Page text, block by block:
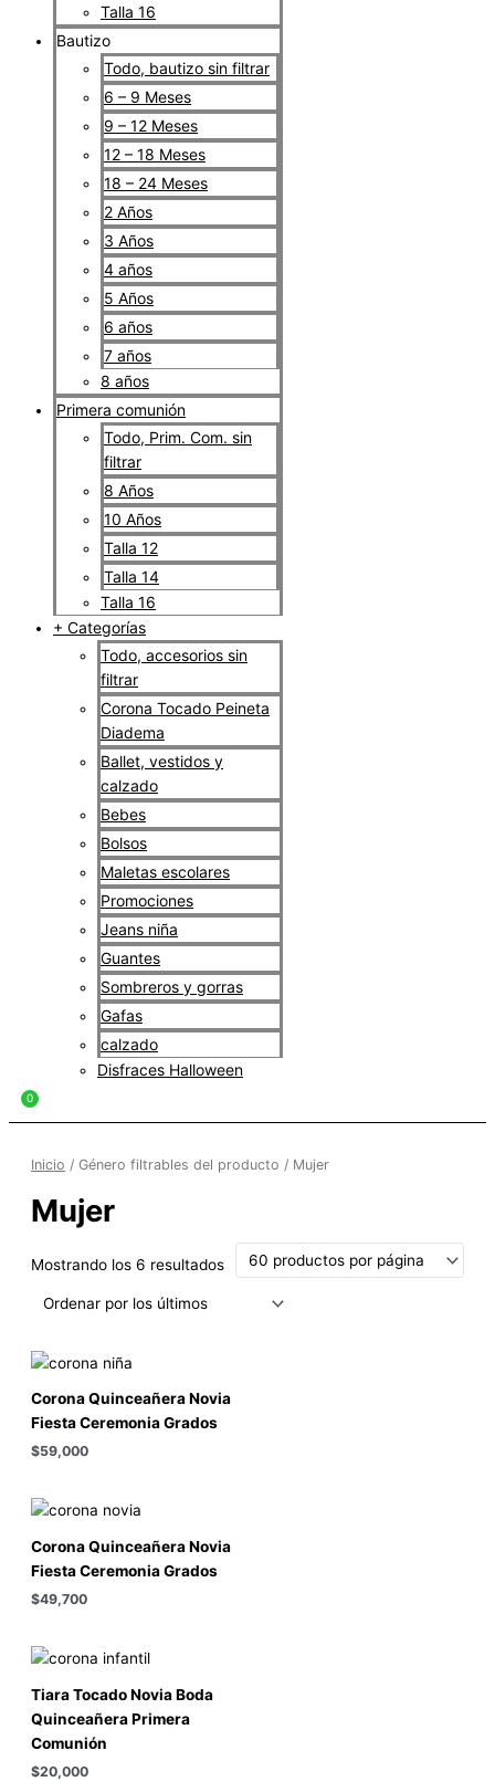
Talla 16
Bautizo
Todo, bautizo sin filtrar
6 – 9 Meses
9 – 12 Meses
12 – 18 Meses
18 – 24 Meses
2 Años
3 Años
4 años
5 Años
6 años
7 años
8 años
Primera comunión
Todo, Prim. Com. sin
filtrar
8 Años
10 Años
Talla 12
Talla 14
Talla 16
+ Categorías
Todo, accesorios sin
filtrar
Corona Tocado Peineta
Diadema
Ballet, vestidos y
calzado
Bebes
Bolsos
Maletas escolares
Promociones
Jeans niña
Guantes
Sombreros y gorras
Gafas
calzado
Disfraces Halloween
0
Inicio / Género filtrables del producto / Mujer
Mujer
Mostrando los 6 resultados
Corona Quinceañera Novia
Fiesta Ceremonia Grados
$59,000
Corona Quinceañera Novia
Fiesta Ceremonia Grados
$49,700
Tiara Tocado Novia Boda
Quinceañera Primera
Comunión
$20,000